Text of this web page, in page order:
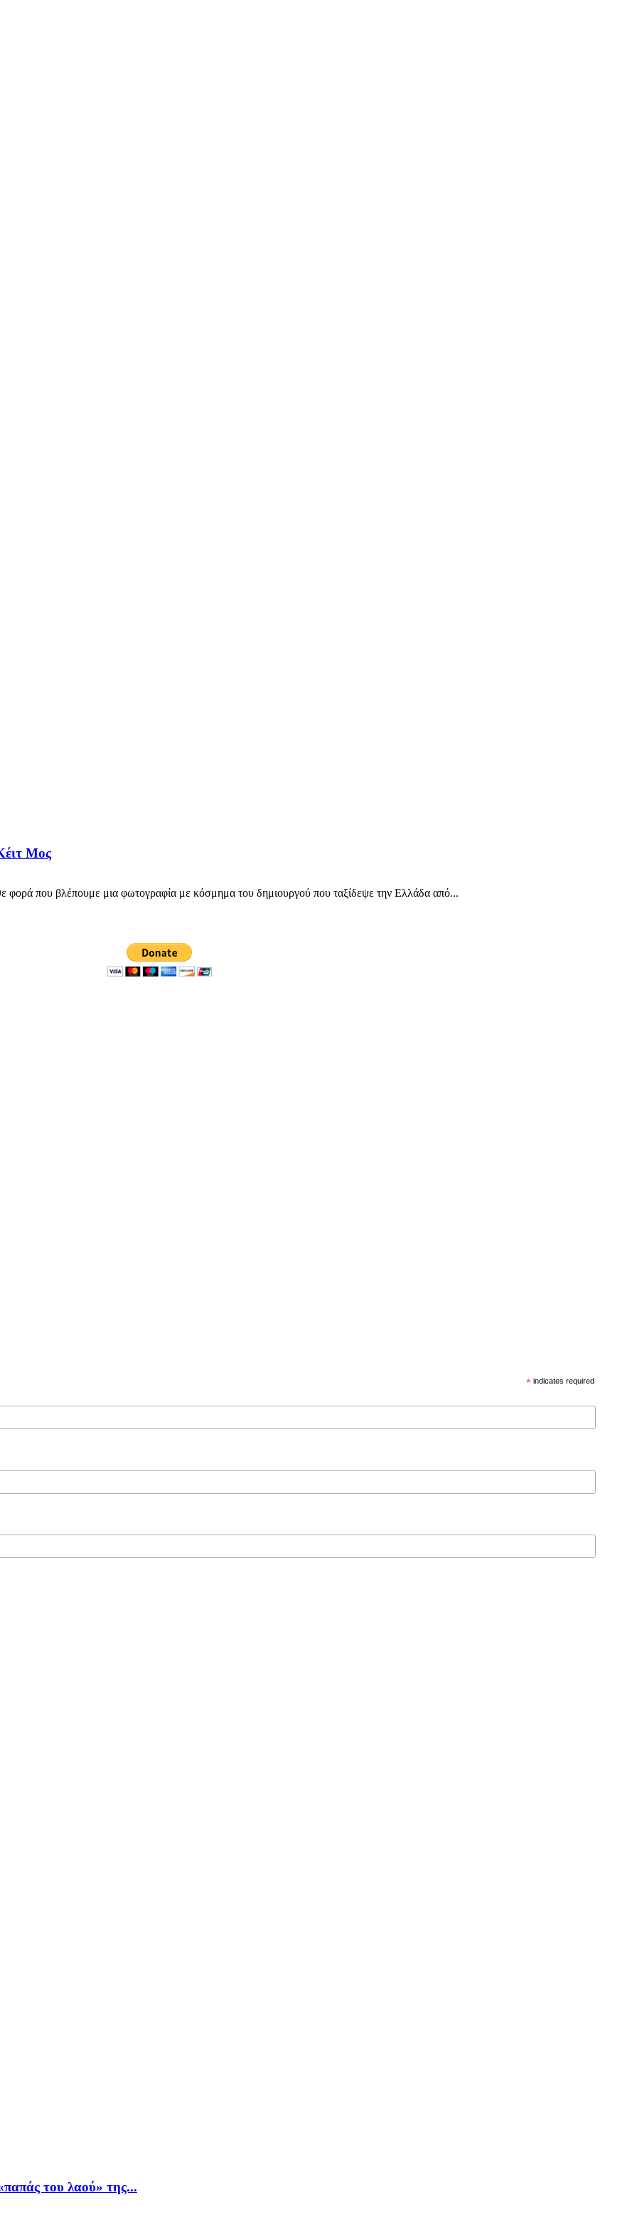
Μος
φορά που βλέπουμε μια φωτογραφία με κόσμημα του δημιουργού που ταξίδεψε την Ελλάδα από...
* indicates required
του λαού» της...